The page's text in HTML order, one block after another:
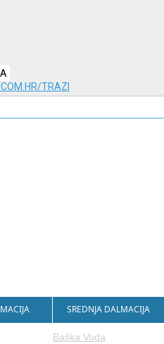
TRAZI
SREDNJA DALMACIJA
Baška Voda